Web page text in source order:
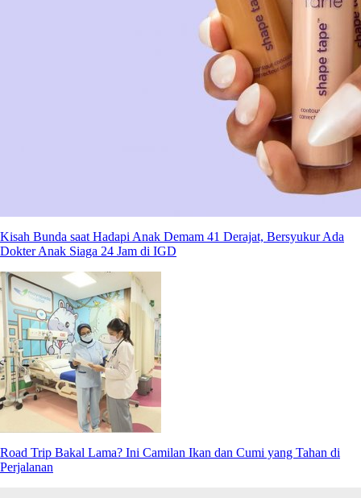
Kisah Bunda saat Hadapi Anak Demam 41 Derajat, Bersyukur Ada
Dokter Anak Siaga 24 Jam di IGD
Road Trip Bakal Lama? Ini Camilan Ikan dan Cumi yang Tahan di
Perjalanan